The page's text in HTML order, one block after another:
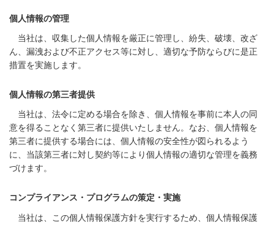
個人情報の管理
当社は、収集した個人情報を厳正に管理し、紛失、破壊、改ざ
ん、漏洩および不正アクセス等に対し、適切な予防ならびに是正
措置を実施します。
個人情報の第三者提供
当社は、法令に定める場合を除き、個人情報を事前に本人の同
意を得ることなく第三者に提供いたしません。なお、個人情報を
第三者に提供する場合には、個人情報の安全性が図られるよう
に、当該第三者に対し契約等により個人情報の適切な管理を義務
づけます。
コンプライアンス・プログラムの策定・実施
当社は、この個人情報保護方針を実行するため、個人情報保護